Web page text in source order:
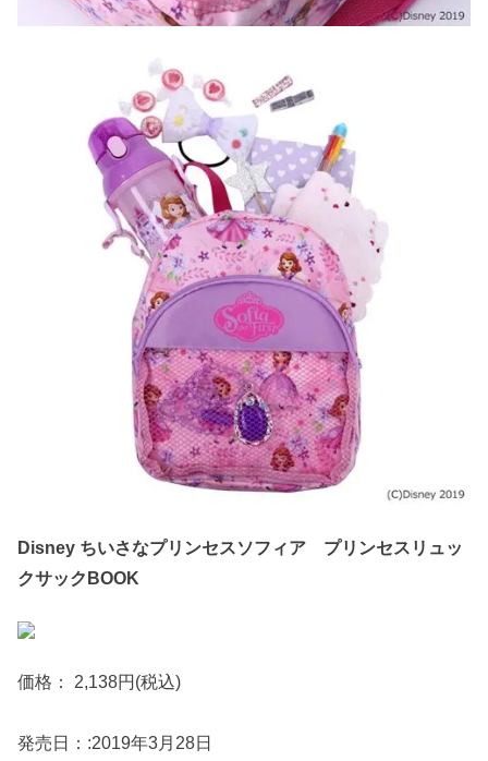
Disney ちいさなプリンセスソフィア プリンセスリュッ
クサックBOOK
価格： 2,138円(税込)
発売日：:2019年3月28日